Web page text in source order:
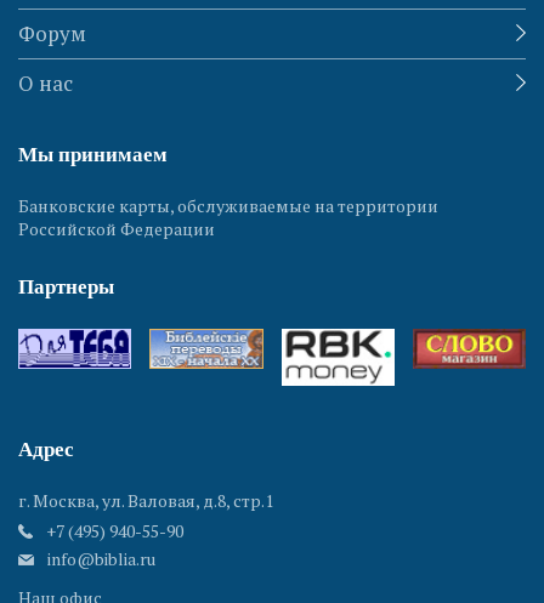
Форум
О нас
Мы принимаем
Банковские карты, обслуживаемые на территории
Российской Федерации
Партнеры
Адрес
г. Москва, ул. Валовая, д.8, стр.1
+7 (495) 940-55-90
info@biblia.ru
Наш офис